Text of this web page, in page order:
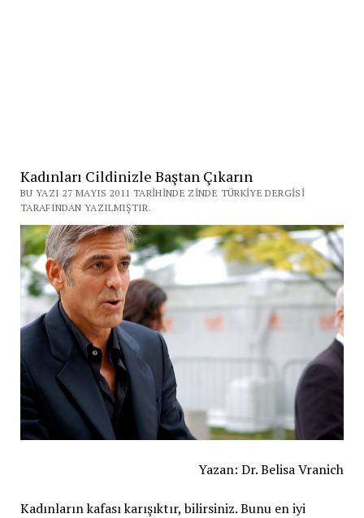
Kadınları Cildinizle Baştan Çıkarın
BU YAZI 27 MAYIS 2011 TARIHINDE ZINDE TÜRKIYE DERGISI
TARAFINDAN YAZILMIŞTIR.
Yazan: Dr. Belisa Vranich
Kadınların kafası karışıktır, bilirsiniz. Bunu en iyi